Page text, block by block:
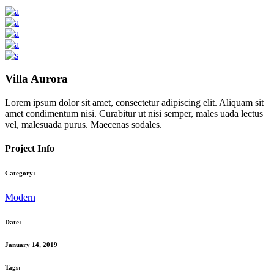
Villa Aurora
Lorem ipsum dolor sit amet, consectetur adipiscing elit. Aliquam sit
amet condimentum nisi. Curabitur ut nisi semper, males uada lectus
vel, malesuada purus. Maecenas sodales.
Project Info
Category:
Modern
Date:
January 14, 2019
Tags: